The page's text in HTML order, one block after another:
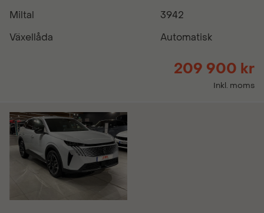
Miltal
3942
Växellåda
Automatisk
209 900 kr
Inkl. moms